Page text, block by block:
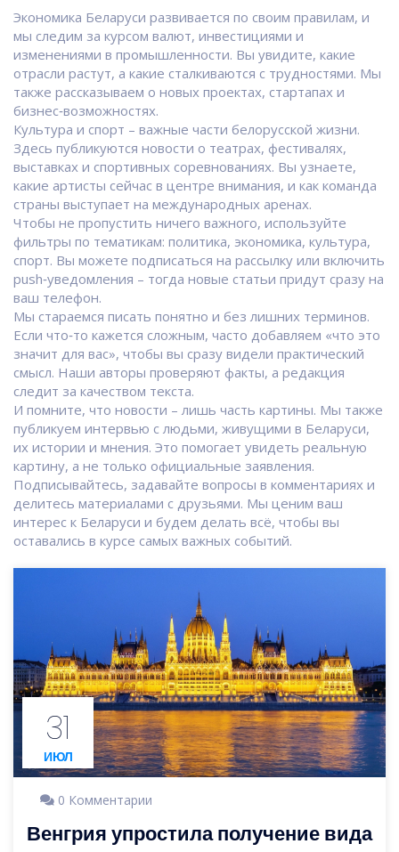
Экономика Беларуси развивается по своим правилам, и
мы следим за курсом валют, инвестициями и
изменениями в промышленности. Вы увидите, какие
отрасли растут, а какие сталкиваются с трудностями. Мы
также рассказываем о новых проектах, стартапах и
бизнес‑возможностях.
Культура и спорт – важные части белорусской жизни.
Здесь публикуются новости о театрах, фестивалях,
выставках и спортивных соревнованиях. Вы узнаете,
какие артисты сейчас в центре внимания, и как команда
страны выступает на международных аренах.
Чтобы не пропустить ничего важного, используйте
фильтры по тематикам: политика, экономика, культура,
спорт. Вы можете подписаться на рассылку или включить
push‑уведомления – тогда новые статьи придут сразу на
ваш телефон.
Мы стараемся писать понятно и без лишних терминов.
Если что‑то кажется сложным, часто добавляем «что это
значит для вас», чтобы вы сразу видели практический
смысл. Наши авторы проверяют факты, а редакция
следит за качеством текста.
И помните, что новости – лишь часть картины. Мы также
публикуем интервью с людьми, живущими в Беларуси,
их истории и мнения. Это помогает увидеть реальную
картину, а не только официальные заявления.
Подписывайтесь, задавайте вопросы в комментариях и
делитесь материалами с друзьями. Мы ценим ваш
интерес к Беларуси и будем делать всё, чтобы вы
оставались в курсе самых важных событий.
31
ИЮЛ
0 Комментарии
Венгрия упростила получение вида